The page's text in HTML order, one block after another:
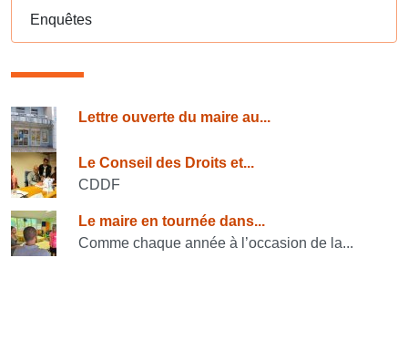
Enquêtes
Consulter également
Lettre ouverte du maire au...
Le Conseil des Droits et...
CDDF
Le maire en tournée dans...
Comme chaque année à l’occasion de la...